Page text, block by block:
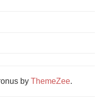
by ThemeZee.